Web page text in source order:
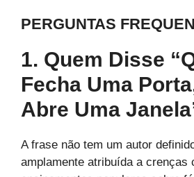
PERGUNTAS
1. Quem Disse
Fecha Uma
Abre Uma
A frase não tem um autor
amplamente atribuída a crenças